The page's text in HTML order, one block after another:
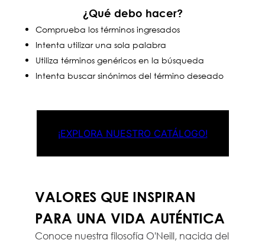
¿Qué debo hacer?
Comprueba los términos ingresados
Intenta utilizar una sola palabra
Utiliza términos genéricos en la búsqueda
Intenta buscar sinónimos del término deseado
¡EXPLORA NUESTRO CATÁLOGO!
VALORES QUE INSPIRAN
PARA UNA VIDA AUTÉNTICA
Conoce nuestra filosofía O'Neill, nacida del